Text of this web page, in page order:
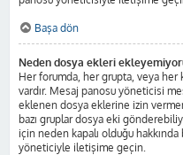
Başa dön
Neden dosya ekleri
Her forumda, her grupta, veya her
vardır. Mesaj panosu yöneticisi
eklenen dosya eklerine izin
bazı gruplar dosya eki
için neden kapalı olduğu
yöneticiyle iletişime geçin.